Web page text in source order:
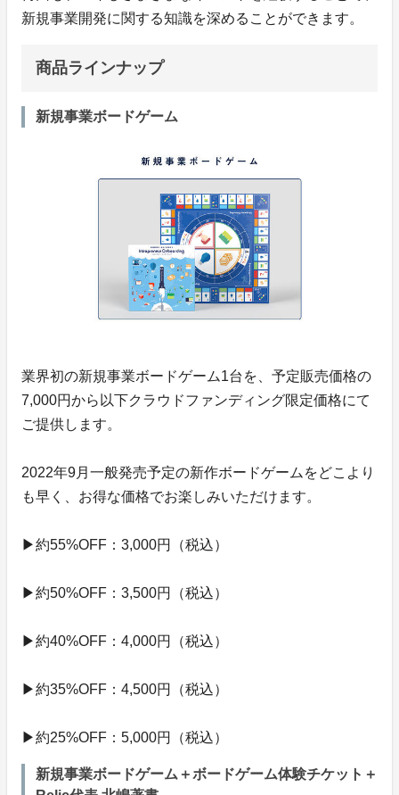
新規事業開発に関する知識を深めることができます。
商品ラインナップ
新規事業ボードゲーム
業界初の新規事業ボードゲーム1台を、予定販売価格の
7,000円から以下クラウドファンディング限定価格にて
ご提供します。
2022年9月一般発売予定の新作ボードゲームをどこより
も早く、お得な価格でお楽しみいただけます。
▶︎約55%OFF：3,000円（税込）
▶︎約50%OFF：3,500円（税込）
▶︎約40%OFF：4,000円（税込）
▶︎約35%OFF：4,500円（税込）
▶︎約25%OFF：5,000円（税込）
新規事業ボードゲーム＋ボードゲーム体験チケット＋